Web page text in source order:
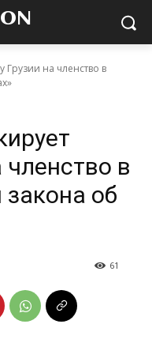
Грузии на членство в
членство в
закона об
61